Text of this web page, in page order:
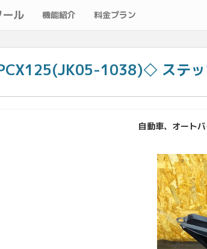
ル 機能紹介 料金プラン
1038)◇ ステッ
自動車、オート